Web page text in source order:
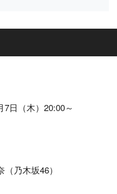
日（木）20:00～
乃木坂46）